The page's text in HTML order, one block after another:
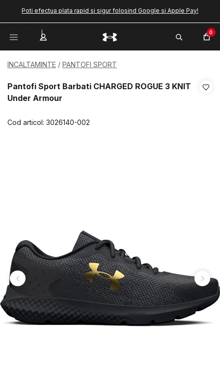
Poti efectua plata rapid si sigur folosind Google si Apple Pay!
0
INCALTAMINTE PANTOFI SPORT
Pantofi Sport Barbati CHARGED ROGUE 3 KNIT
Under Armour
Cod articol: 3026140-002